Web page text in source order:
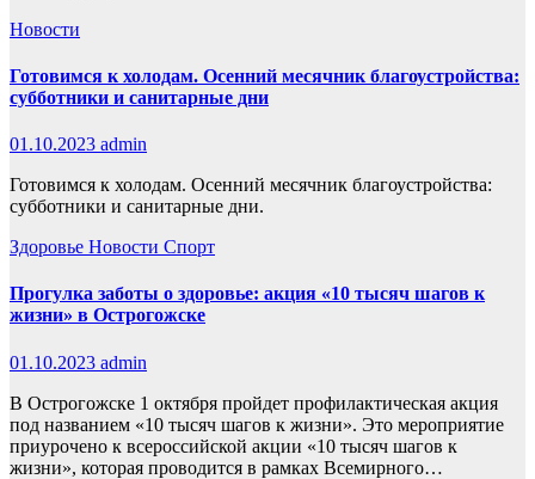
Новости
Готовимся к холодам. Осенний месячник благоустройства:
субботники и санитарные дни
01.10.2023 admin
Готовимся к холодам. Осенний месячник благоустройства:
субботники и санитарные дни.
Здоровье Новости Спорт
Прогулка заботы о здоровье: акция «10 тысяч шагов к
жизни» в Острогожске
01.10.2023 admin
В Острогожске 1 октября пройдет профилактическая акция
под названием «10 тысяч шагов к жизни». Это мероприятие
приурочено к всероссийской акции «10 тысяч шагов к
жизни», которая проводится в рамках Всемирного…